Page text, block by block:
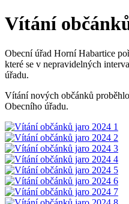
Vítání
Obecní úřad Horní Habartice
které se v nepravidelných
úřadu.
Vítání nových občánků
Obecního úřadu.